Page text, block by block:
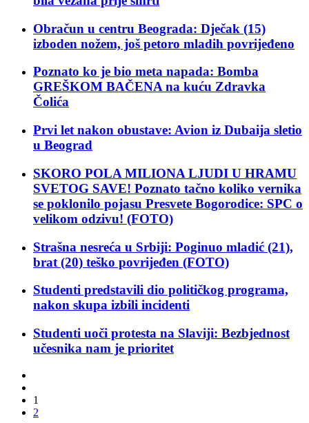
Obračun u centru Beograda: Dječak (15)
izboden nožem, još petoro mladih povrijeđeno
Poznato ko je bio meta napada: Bomba
GREŠKOM BAČENA na kuću Zdravka
Čolića
Prvi let nakon obustave: Avion iz Dubaija sletio
u Beograd
SKORO POLA MILIONA LJUDI U HRAMU
SVETOG SAVE! Poznato tačno koliko vernika
se poklonilo pojasu Presvete Bogorodice: SPC o
velikom odzivu! (FOTO)
Strašna nesreća u Srbiji: Poginuo mladić (21),
brat (20) teško povrijeđen (FOTO)
Studenti predstavili dio političkog programa,
nakon skupa izbili incidenti
Studenti uoči protesta na Slaviji: Bezbjednost
učesnika nam je prioritet
1
2